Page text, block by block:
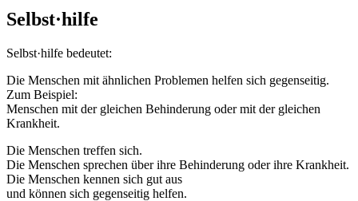
Search
Selbst·hilfe
Selbst·hilfe bedeutet:
Die Menschen mit ähnlichen Problemen helfen sich gegenseitig.
Zum Beispiel:
Menschen mit der gleichen Behinderung oder mit der gleichen
Krankheit.
Die Menschen treffen sich.
Die Menschen sprechen über ihre Behinderung oder ihre Krankheit.
Die Menschen kennen sich gut aus
und können sich gegenseitig helfen.